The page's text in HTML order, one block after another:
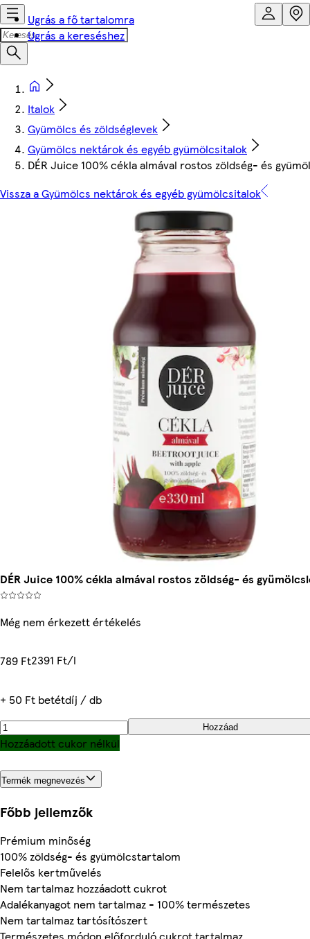
Ugrás a fő tartalomra
Ugrás a kereséshez
Italok
Gyümölcs és zöldséglevek
Gyümölcs nektárok és egyéb gyümölcsitalok
DÉR Juice 100% cékla almával rostos zöldség- és
Vissza a Gyümölcs nektárok és egyéb gyümölcsitalok
DÉR Juice 100% cékla almával rostos zöldség- és
Még nem érkezett értékelés
789 Ft2391 Ft/l
+ 50 Ft betétdíj / db
Hozzáad
Hozzáadott cukor nélkül
Termék megnevezés
Főbb jellemzők
Prémium minőség
100% zöldség- és gyümölcstartalom
Felelős kertművelés
Nem tartalmaz hozzáadott cukrot
Adalékanyagot nem tartalmaz - 100% természetes
Nem tartalmaz tartósítószert
Természetes módon előforduló cukrot tartalmaz